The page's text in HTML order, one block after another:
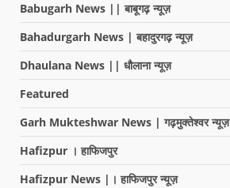
Babugarh News || बाबूगढ़ न्यूज़
Bahadurgarh News | बहादुरगढ़ न्यूज़
Dhaulana News || धौलाना न्यूज़
Featured
Garh Mukteshwar News | गढ़मुक्तेश्वर न्यूज़
Hafizpur । हाफिजपुर
Hafizpur News |। हाफिजपुर न्यूज़